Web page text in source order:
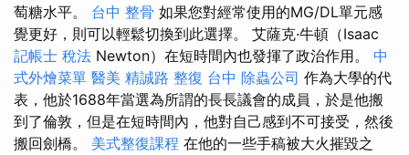
萄糖水平。 台中 整骨 如果您對經常使用的MG/DL單元感
覺更好，則可以輕鬆切換到此選擇。 艾薩克·牛頓（Isaac
記帳士 稅法 Newton）在短時間內也發揮了政治作用。 中
式外燴菜單 醫美 精誠路 整復 台中 除蟲公司 作為大學的代
表，他於1688年當選為所謂的長長議會的成員，於是他搬
到了倫敦，但是在短時間內，他對自己感到不可接受，然後
搬回劍橋。 美式整復課程 在他的一些手稿被大火摧毀之